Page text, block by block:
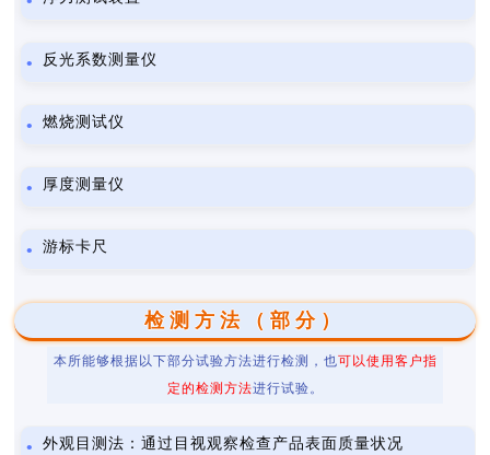
反光系数测量仪
燃烧测试仪
厚度测量仪
游标卡尺
检测方法（部分）
本所能够根据以下部分试验方法进行检测，也可以使用客户指
定的检测方法进行试验。
外观目测法：通过目视观察检查产品表面质量状况